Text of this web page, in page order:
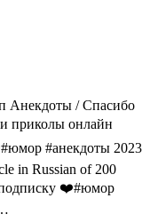
Анекдоты / Спасибо
приколы онлайн
#анекдоты 2023
in Russian of 200
подписку ❤️#юмор